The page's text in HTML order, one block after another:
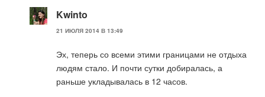
Kwinto
21 ИЮЛЯ 2014 В 13:49
Эх, теперь со всеми этими границами не отдыха
людям стало. И почти сутки добиралась, а
раньше укладывалась в 12 часов.